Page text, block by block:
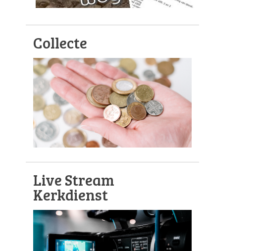
Collecte
Live Stream
Kerkdienst